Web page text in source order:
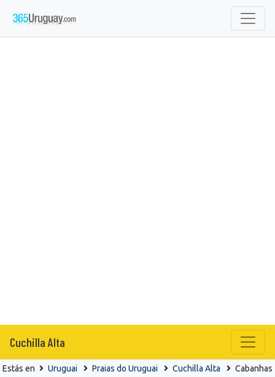
Cuchilla Alta
Estás en Uruguai Praias do Uruguai Cuchilla Alta Cabanhas